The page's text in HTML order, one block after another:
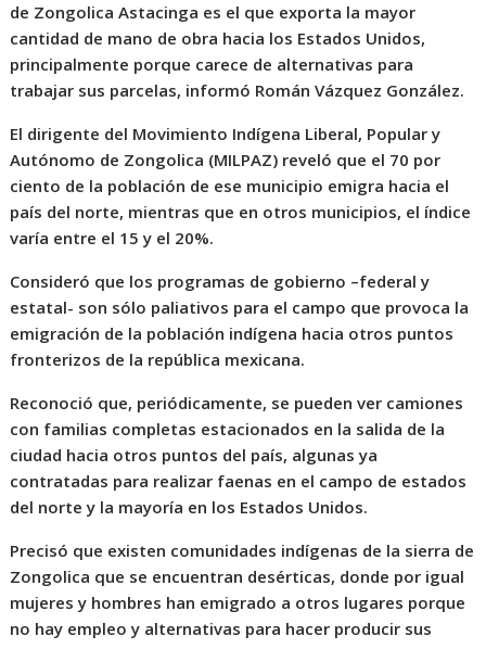
de Zongolica Astacinga es el que exporta la mayor
cantidad de mano de obra hacia los Estados Unidos,
principalmente porque carece de alternativas para
trabajar sus parcelas, informó Román Vázquez González.
El dirigente del Movimiento Indígena Liberal, Popular y
Autónomo de Zongolica (MILPAZ) reveló que el 70 por
ciento de la población de ese municipio emigra hacia el
país del norte, mientras que en otros municipios, el índice
varía entre el 15 y el 20%.
Consideró que los programas de gobierno –federal y
estatal- son sólo paliativos para el campo que provoca la
emigración de la población indígena hacia otros puntos
fronterizos de la república mexicana.
Reconoció que, periódicamente, se pueden ver camiones
con familias completas estacionados en la salida de la
ciudad hacia otros puntos del país, algunas ya
contratadas para realizar faenas en el campo de estados
del norte y la mayoría en los Estados Unidos.
Precisó que existen comunidades indígenas de la sierra de
Zongolica que se encuentran desérticas, donde por igual
mujeres y hombres han emigrado a otros lugares porque
no hay empleo y alternativas para hacer producir sus